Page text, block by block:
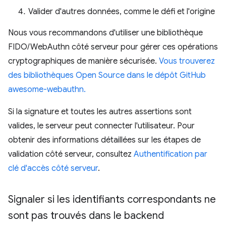
Valider d'autres données, comme le défi et l'origine
Nous vous recommandons d'utiliser une bibliothèque
FIDO/WebAuthn côté serveur pour gérer ces opérations
cryptographiques de manière sécurisée. Vous trouverez
des bibliothèques Open Source dans le dépôt GitHub
awesome-webauthn.
Si la signature et toutes les autres assertions sont
valides, le serveur peut connecter l'utilisateur. Pour
obtenir des informations détaillées sur les étapes de
validation côté serveur, consultez Authentification par
clé d'accès côté serveur.
Signaler si les identifiants correspondants ne
sont pas trouvés dans le backend